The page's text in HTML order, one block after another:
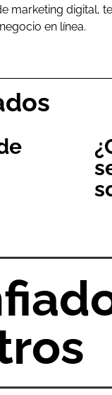
marketing digital,
en línea.